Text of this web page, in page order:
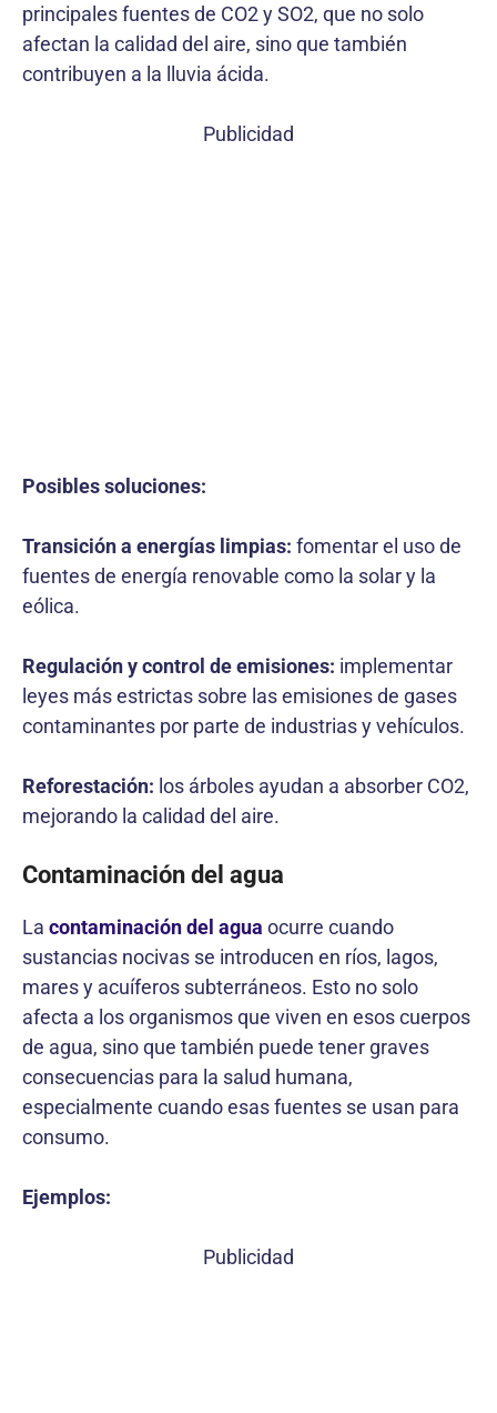
principales fuentes de CO2 y SO2, que no solo
afectan la calidad del aire, sino que también
contribuyen a la lluvia ácida.
Publicidad
Posibles soluciones:
Transición a energías limpias: fomentar el uso de
fuentes de energía renovable como la solar y la
eólica.
Regulación y control de emisiones: implementar
leyes más estrictas sobre las emisiones de gases
contaminantes por parte de industrias y vehículos.
Reforestación: los árboles ayudan a absorber CO2,
mejorando la calidad del aire.
Contaminación del agua
La contaminación del agua ocurre cuando
sustancias nocivas se introducen en ríos, lagos,
mares y acuíferos subterráneos. Esto no solo
afecta a los organismos que viven en esos cuerpos
de agua, sino que también puede tener graves
consecuencias para la salud humana,
especialmente cuando esas fuentes se usan para
consumo.
Ejemplos:
Publicidad